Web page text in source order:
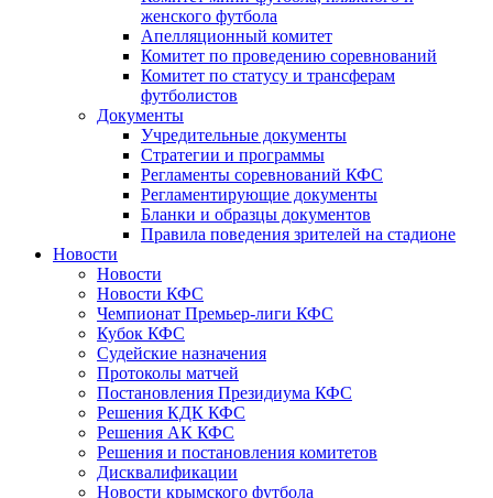
женского футбола
Апелляционный комитет
Комитет по проведению соревнований
Комитет по статусу и трансферам
футболистов
Документы
Учредительные документы
Стратегии и программы
Регламенты соревнований КФС
Регламентирующие документы
Бланки и образцы документов
Правила поведения зрителей на стадионе
Новости
Новости
Новости КФС
Чемпионат Премьер-лиги КФС
Кубок КФС
Судейские назначения
Протоколы матчей
Постановления Президиума КФС
Решения КДК КФС
Решения АК КФС
Решения и постановления комитетов
Дисквалификации
Новости крымского футбола